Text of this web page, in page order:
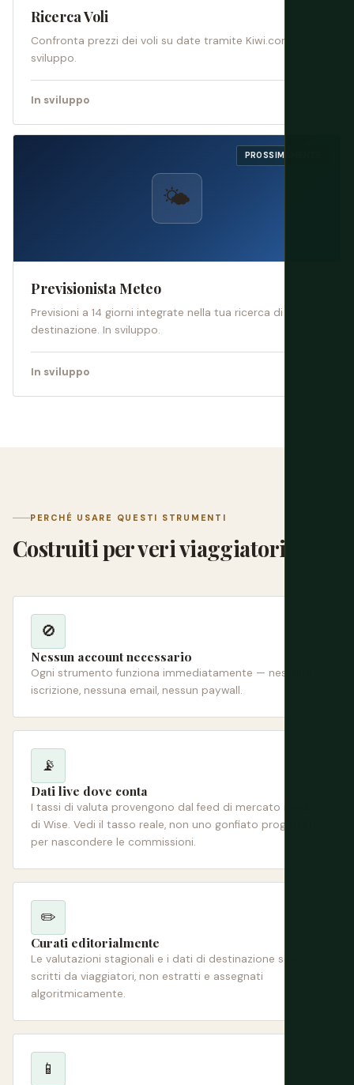
Ricerca Voli
Confronta prezzi dei voli su date tramite Kiwi.com — in
sviluppo.
In sviluppo
🌤️
PROSSIMAMENTE
Previsionista Meteo
Previsioni a 14 giorni integrate nella tua ricerca di
destinazione. In sviluppo.
In sviluppo
PERCHÉ USARE QUESTI STRUMENTI
Costruiti per veri viaggiatori
🚫
Nessun account necessario
Ogni strumento funziona immediatamente — nessuna
iscrizione, nessuna email, nessun paywall.
📡
Dati live dove conta
I tassi di valuta provengono dal feed di mercato medio
di Wise. Vedi il tasso reale, non uno gonfiato progettato
per nascondere le commissioni.
✏️
Curati editorialmente
Le valutazioni stagionali e i dati di destinazione sono
scritti da viaggiatori, non estratti e assegnati
algoritmicamente.
📱